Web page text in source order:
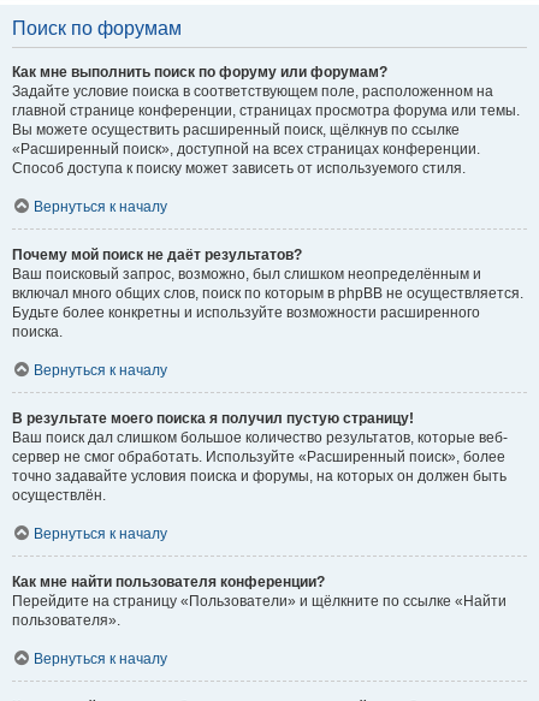
Поиск по форумам
Как мне выполнить поиск по форуму или форумам?
Задайте условие поиска в соответствующем поле, расположенном на
главной странице конференции, страницах просмотра форума или темы.
Вы можете осуществить расширенный поиск, щёлкнув по ссылке
«Расширенный поиск», доступной на всех страницах конференции.
Способ доступа к поиску может зависеть от используемого стиля.
Вернуться к началу
Почему мой поиск не даёт результатов?
Ваш поисковый запрос, возможно, был слишком неопределённым и
включал много общих слов, поиск по которым в phpBB не осуществляется.
Будьте более конкретны и используйте возможности расширенного
поиска.
Вернуться к началу
В результате моего поиска я получил пустую страницу!
Ваш поиск дал слишком большое количество результатов, которые веб-
сервер не смог обработать. Используйте «Расширенный поиск», более
точно задавайте условия поиска и форумы, на которых он должен быть
осуществлён.
Вернуться к началу
Как мне найти пользователя конференции?
Перейдите на страницу «Пользователи» и щёлкните по ссылке «Найти
пользователя».
Вернуться к началу